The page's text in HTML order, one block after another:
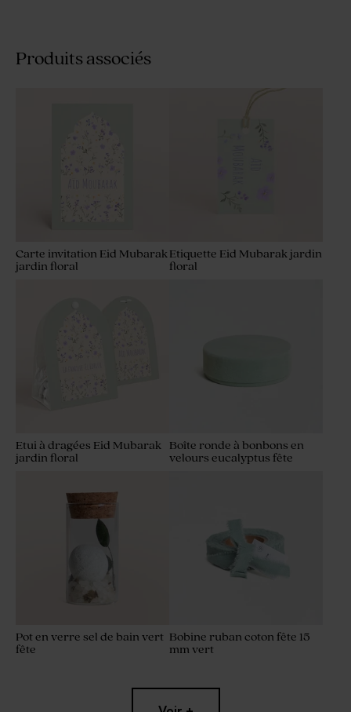
Produits associés
Carte invitation Eid Mubarak
jardin floral
Etiquette Eid Mubarak jardin
floral
Etui à dragées Eid Mubarak
jardin floral
Boîte ronde à bonbons en
velours eucalyptus fête
Pot en verre sel de bain vert
fête
Bobine ruban coton fête 15
mm vert